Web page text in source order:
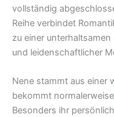
vollständig
Reihe verbindet
zu einer
und leidenschaftlicher
Nene stammt aus einer
bekommt
Besonders ihr